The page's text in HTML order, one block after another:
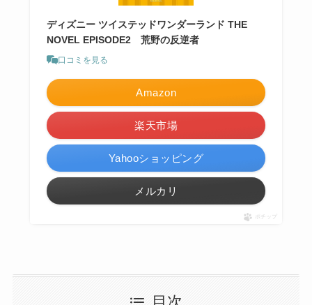
ディズニー ツイステッドワンダーランド THE
NOVEL EPISODE2 荒野の反逆者
口コミを見る
Amazon
楽天市場
Yahooショッピング
メルカリ
ポチップ